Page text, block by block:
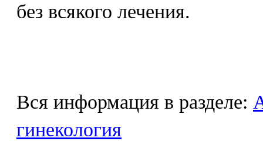
без всякого лечения.
Вся информация в разделе:
гинекология